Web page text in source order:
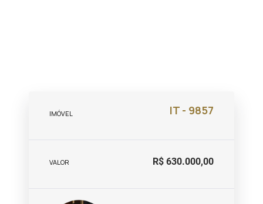
IMÓVEL IT - 9857
VALOR R$ 630.000,00